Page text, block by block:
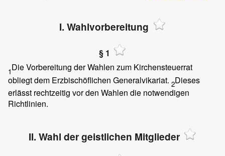
I. Wahlvorbereitung
§ 1
1Die Vorbereitung der Wahlen zum Kirchensteuerrat
obliegt dem Erzbischöflichen Generalvikariat. 2Dieses
erlässt rechtzeitig vor den Wahlen die notwendigen
Richtlinien.
II. Wahl der geistlichen Mitglieder